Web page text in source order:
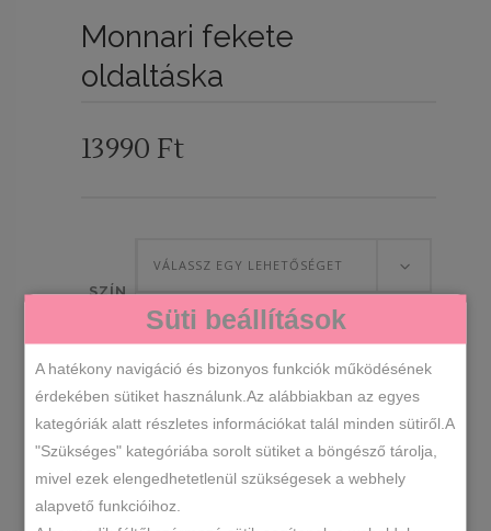
Monnari fekete
oldaltáska
13990 Ft
SZÍN
VÁLASSZ EGY LEHETŐSÉGET
Monnari
mennyiség
KOSÁRBA TESZEM
Süti beállítások
A hatékony navigáció és bizonyos funkciók működésének
érdekében sütiket használunk.Az alábbiakban az egyes
kategóriák alatt részletes információkat talál minden sütiről.A
"Szükséges" kategóriába sorolt sütiket a böngésző tárolja,
mivel ezek elengedhetetlenül szükségesek a webhely
alapvető funkcióihoz.